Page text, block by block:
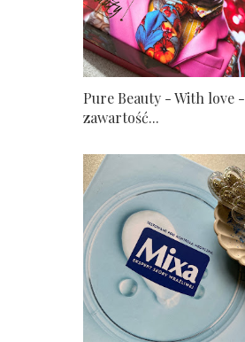
Pure Beauty - With love -
zawartość...